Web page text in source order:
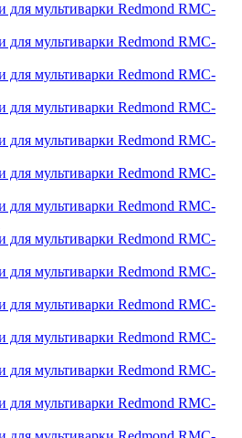
для мультиварки Redmond RMC-
для мультиварки Redmond RMC-
для мультиварки Redmond RMC-
для мультиварки Redmond RMC-
для мультиварки Redmond RMC-
для мультиварки Redmond RMC-
для мультиварки Redmond RMC-
для мультиварки Redmond RMC-
для мультиварки Redmond RMC-
для мультиварки Redmond RMC-
для мультиварки Redmond RMC-
для мультиварки Redmond RMC-
для мультиварки Redmond RMC-